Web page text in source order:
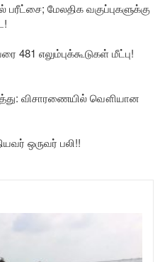
பரீட்சை; மேலதிக வகுப்புகளுக்கு
481 எலும்புக்கூடுகள் மீட்பு!
விசாரணையில் வௌியான
ஒருவர் பலி!!